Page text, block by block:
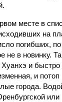
месте в
на
погибших,
в новинку.
и быстро
и потоп
города.
или